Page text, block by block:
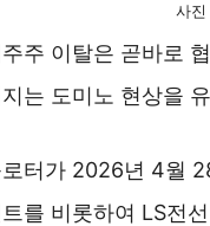
사진
주 이탈은 곧바로
는 도미노 현상을
터가 2026년 4월
트를 비롯하여 LS전